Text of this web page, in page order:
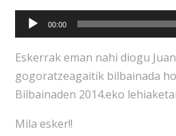
Soinu
erreproduzigailua
00:00
Eskerrak eman nahi diogu
gogoratzeagaitik bilbainada
Bilbainaden 2014.eko
Mila esker!!